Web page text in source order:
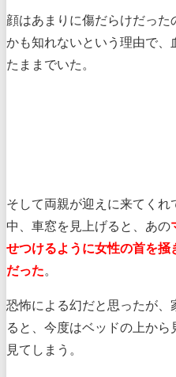
顔はあまりに傷だらけだった
かも知れないという理由で
たままでいた。
そして両親が迎えに来てく
中、車窓を見上げると、あの
せつけるように女性の首を
だった。
恐怖による幻だと思ったが、
ると、今度はベッドの上か
見てしまう。